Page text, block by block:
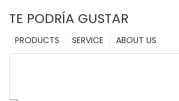
TE PODRÍA GUSTAR
ABOUT US
SERVICE
PRODUCTS